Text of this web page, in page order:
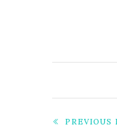
PREVIOUS